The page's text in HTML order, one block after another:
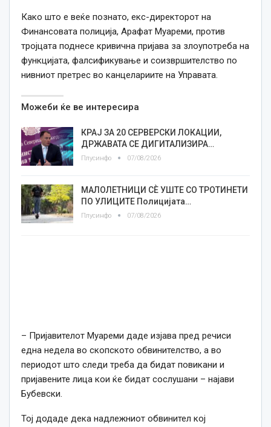
Како што е веќе познато, екс-директорот на
Финансовата полиција, Арафат Муареми, против
тројцата поднесе кривична пријава за злоупотреба на
функцијата, фалсификување и соизвршителство по
нивниот претрес во канцелариите на Управата.
Можеби ќе ве интересира
КРАЈ ЗА 20 СЕРВЕРСКИ ЛОКАЦИИ,
ДРЖАВАТА СЕ ДИГИТАЛИЗИРА…
Плусинфо 07/08/2026
МАЛОЛЕТНИЦИ СÈ УШТЕ СО ТРОТИНЕТИ
ПО УЛИЦИТЕ Полицијата…
Плусинфо 07/08/2026
– Пријавителот Муареми даде изјава пред речиси
една недела во скопското обвинителство, а во
периодот што следи треба да бидат повикани и
пријавените лица кои ќе бидат сослушани – најави
Бубевски.
Тој додаде дека надлежниот обвинител кој